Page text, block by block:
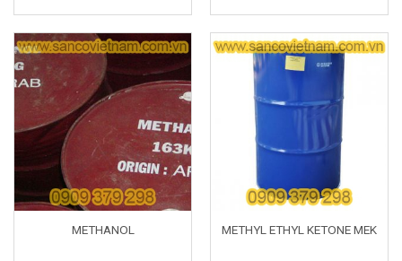
METHANOL METHYL ETHYL KETONE MEK